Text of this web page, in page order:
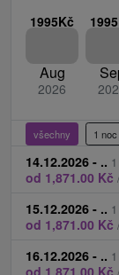
SOREA
způsobu
ti hosty,
1995Kč
Aug
2026
všechny 1 noc
14.12.2026 - ..
od 1,871.00 Kč /
15.12.2026 - ..
od 1,871.00 Kč /
16.12.2026 - ..
od 1,871.00 Kč /